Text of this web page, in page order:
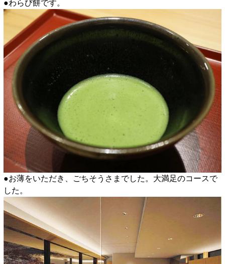
●わらび餅です。
●お薄をいただき、ごちそうさまでした。大満足のコースで
した。